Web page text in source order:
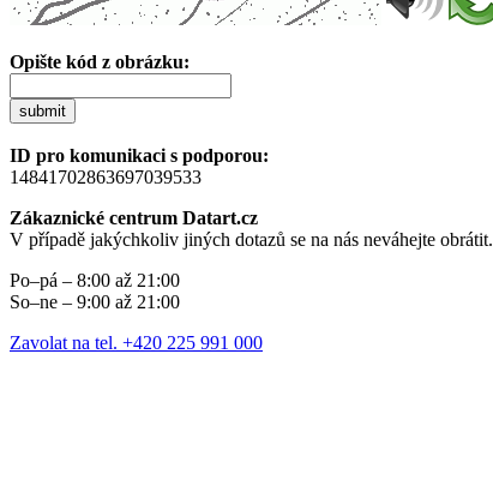
Opište kód z obrázku:
submit
ID pro komunikaci s podporou:
14841702863697039533
Zákaznické centrum Datart.cz
V případě jakýchkoliv jiných dotazů se na nás neváhejte obrátit.
Po–pá – 8:00 až 21:00
So–ne – 9:00 až 21:00
Zavolat na tel. +420 225 991 000